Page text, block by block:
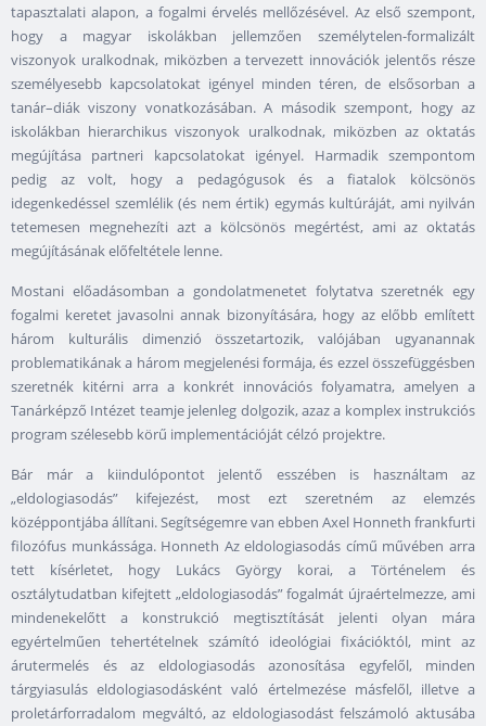
tapasztalati alapon, a fogalmi érvelés mellőzésével. Az első szempont,
hogy a magyar iskolákban jellemzően személytelen-formalizált
viszonyok uralkodnak, miközben a tervezett innovációk jelentős része
személyesebb kapcsolatokat igényel minden téren, de elsősorban a
tanár–diák viszony vonatkozásában. A második szempont, hogy az
iskolákban hierarchikus viszonyok uralkodnak, miközben az oktatás
megújítása partneri kapcsolatokat igényel. Harmadik szempontom
pedig az volt, hogy a pedagógusok és a fiatalok kölcsönös
idegenkedéssel szemlélik (és nem értik) egymás kultúráját, ami nyilván
tetemesen megnehezíti azt a kölcsönös megértést, ami az oktatás
megújításának előfeltétele lenne.
Mostani előadásomban a gondolatmenetet folytatva szeretnék egy
fogalmi keretet javasolni annak bizonyítására, hogy az előbb említett
három kulturális dimenzió összetartozik, valójában ugyanannak
problematikának a három megjelenési formája, és ezzel összefüggésben
szeretnék kitérni arra a konkrét innovációs folyamatra, amelyen a
Tanárképző Intézet teamje jelenleg dolgozik, azaz a komplex instrukciós
program szélesebb körű implementációját célzó projektre.
Bár már a kiindulópontot jelentő esszében is használtam az
„eldologiasodás” kifejezést, most ezt szeretném az elemzés
középpontjába állítani. Segítségemre van ebben Axel Honneth frankfurti
filozófus munkássága. Honneth Az eldologiasodás című művében arra
tett kísérletet, hogy Lukács György korai, a Történelem és
osztálytudatban kifejtett „eldologiasodás” fogalmát újraértelmezze, ami
mindenekelőtt a konstrukció megtisztítását jelenti olyan mára
egyértelműen tehertételnek számító ideológiai fixációktól, mint az
árutermelés és az eldologiasodás azonosítása egyfelől, minden
tárgyiasulás eldologiasodásként való értelmezése másfelől, illetve a
proletárforradalom megváltó, az eldologiasodást felszámoló aktusába